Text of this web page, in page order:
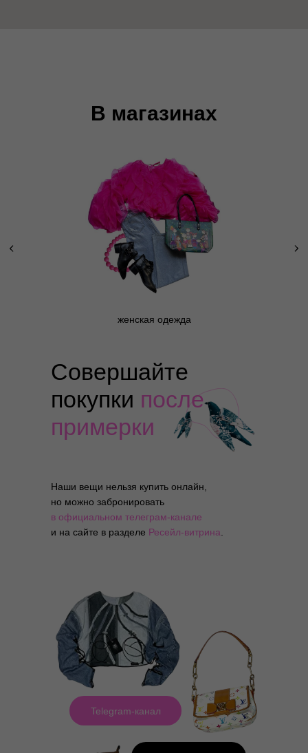
В магазинах
женская одежда
Наши вещи нельзя купить онлайн,
но можно забронировать
в официальном телеграм-канале
и на сайте в разделе Ресейл-витрина
Совершайте
покупки после
примерки
Telegram-канал